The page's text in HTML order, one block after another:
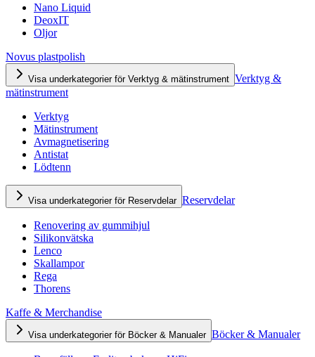
Nano Liquid
DeoxIT
Oljor
Novus plastpolish
Visa underkategorier för Verktyg & mätinstrument Verktyg &
mätinstrument
Verktyg
Mätinstrument
Avmagnetisering
Antistat
Lödtenn
Visa underkategorier för Reservdelar Reservdelar
Renovering av gummihjul
Silikonvätska
Lenco
Skallampor
Rega
Thorens
Kaffe & Merchandise
Visa underkategorier för Böcker & Manualer Böcker & Manualer